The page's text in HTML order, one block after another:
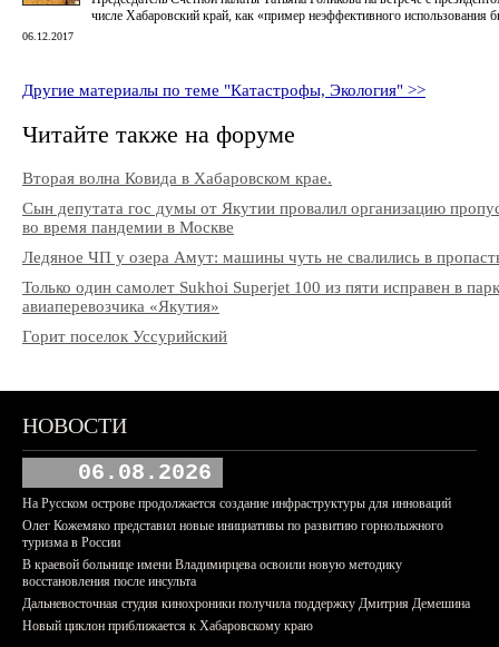
числе Хабаровский край, как «пример неэффективного использования
06.12.2017
Другие материалы по теме "Катастрофы, Экология" >>
Читайте также на форуме
Вторая волна Ковида в Хабаровском крае.
Сын депутата гос думы от Якутии провалил организацию
во время пандемии в Москве
Ледяное ЧП у озера Амут: машины чуть не свалились в
Только один самолет Sukhoi Superjet 100 из пяти исправен в
авиаперевозчика «Якутия»
Горит поселок Уссурийский
НОВОСТИ
06.08.2026
На Русском острове продолжается создание инфраструктуры для инноваций
Олег Кожемяко представил новые инициативы по развитию горнолыжного
туризма в России
В краевой больнице имени Владимирцева освоили новую методику
восстановления после инсульта
Дальневосточная студия кинохроники получила поддержку Дмитрия Демешина
Новый циклон приближается к Хабаровскому краю